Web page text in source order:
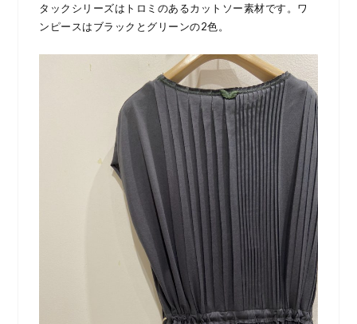
タックシリーズはトロミのあるカットソー素材です。ワ
ンピースはブラックとグリーンの2色。